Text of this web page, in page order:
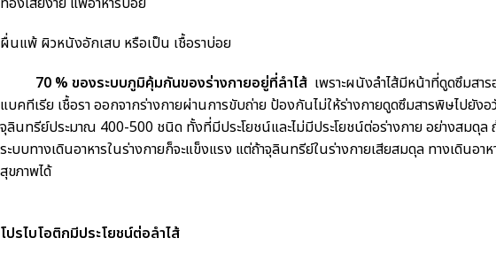
ผื่นแพ้ ผิวหนังอักเสบ หรือเป็น เชื้อราบ่อย
70 % ของระบบภูมิคุ้มกันของร่างกายอยู่ที่ลำไส้ เพราะผนังลำไส้มีหน้าที่ดูดซึมสา
แบคทีเรีย เชื้อรา ออกจากร่างกายผ่านการขับถ่าย ป้องกันไม่ให้ร่างกายดูดซึมสารพิษไปยัง
จุลินทรีย์ประมาณ 400-500 ชนิด ทั้งที่มีประโยชน์และไม่มีประโยชน์ต่อร่างกาย อย่างสมดุ
ระบบทางเดินอาหารในร่างกายก็จะแข็งแรง แต่ถ้าจุลินทรีย์ในร่างกายเสียสมดุล ทางเดินอ
สุขภาพได้
โปรไบโอติกมีประโยชน์ต่อลำไส้